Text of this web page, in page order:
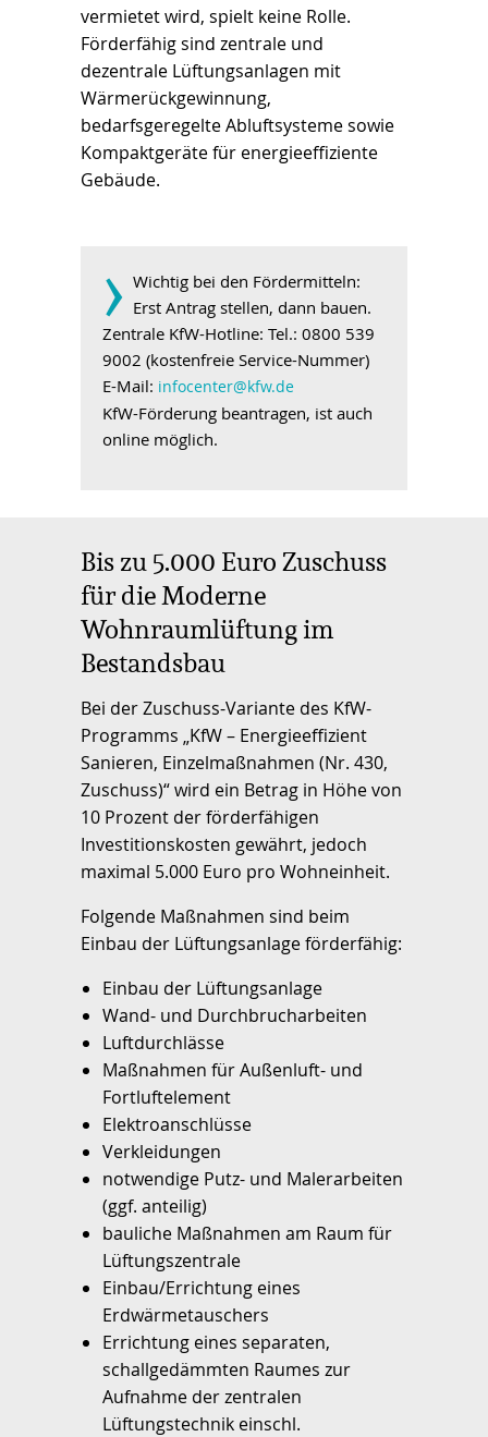
vermietet wird, spielt keine Rolle.
Förderfähig sind zentrale und
dezentrale Lüftungsanlagen mit
Wärmerückgewinnung,
bedarfsgeregelte Abluftsysteme sowie
Kompaktgeräte für energieeffiziente
Gebäude.
­› Wichtig bei den Fördermitteln:
Erst Antrag stellen, dann bauen.
Zentrale KfW-Hotline: Tel.: 0800 539
9002 (kostenfreie Service-Nummer)
E-Mail: infocenter@kfw.de
KfW-Förderung beantragen, ist auch
online möglich.
Bis zu 5.000 Euro Zuschuss
für die Moderne
Wohnraumlüftung im
Bestandsbau
Bei der Zuschuss-Variante des KfW-
Programms „KfW – Energieeffizient
Sanieren, Einzelmaßnahmen (Nr. 430,
Zuschuss)“ wird ein Betrag in Höhe von
10 Prozent der förderfähigen
Investitionskosten gewährt, jedoch
maximal 5.000 Euro pro Wohneinheit.
Folgende Maßnahmen sind beim
Einbau der Lüftungsanlage förderfähig:
Einbau der Lüftungsanlage
Wand- und Durchbrucharbeiten
Luftdurchlässe
Maßnahmen für Außenluft- und
Fortluftelement
Elektroanschlüsse
Verkleidungen
notwendige Putz- und Malerarbeiten
(ggf. anteilig)
bauliche Maßnahmen am Raum für
Lüftungszentrale
Einbau/Errichtung eines
Erdwärmetauschers
Errichtung eines separaten,
schallgedämmten Raumes zur
Aufnahme der zentralen
Lüftungstechnik einschl.